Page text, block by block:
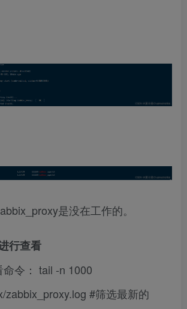
是没在工作的。
行查看
令： tail -n 1000
zabbix_proxy.log #筛选最新的